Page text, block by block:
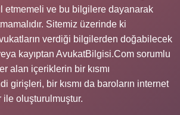
etmemeli ve bu bilgilere dayanarak
Sitemiz üzerinde ki
verdiği bilgilerden doğabilecek
kayıptan AvukatBilgisi.Com sorumlu
alan içeriklerin bir kısmı
girişleri, bir kısmı da baroların internet
oluşturulmuştur.